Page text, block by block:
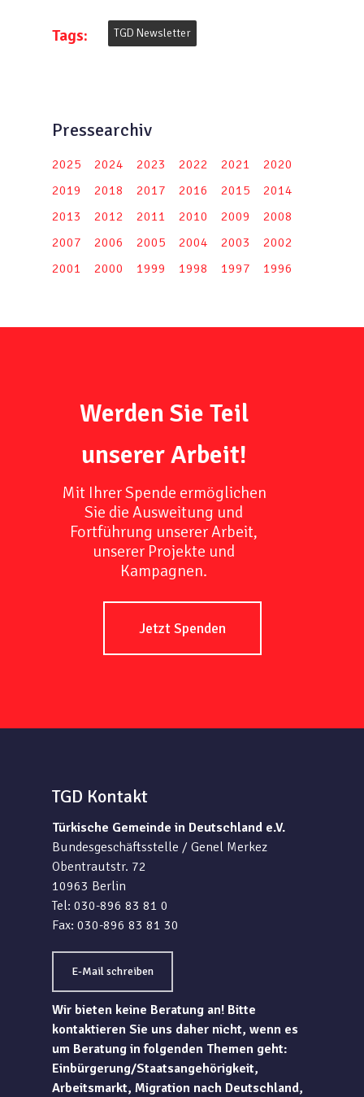
Tags: TGD Newsletter
Pressearchiv
2025 2024 2023 2022 2021
2020
2019
2018 2017 2016 2015
2014
2013
2012 2011 2010 2009
2008
2007
2006 2005 2004 2003
2002
2001
2000 1999 1998 1997 1996
Werden Sie Teil
unserer Arbeit!
Mit Ihrer Spende ermöglichen
Sie die Ausweitung und
Fortführung unserer Arbeit,
unserer Projekte und
Kampagnen.
Jetzt Spenden
TGD Kontakt
Türkische Gemeinde in Deutschland e.V.
Bundesgeschäftsstelle / Genel Merkez
Obentrautstr. 72
10963 Berlin
Tel: 030-896 83 81 0
Fax: 030-896 83 81 30
E-Mail schreiben
Wir bieten keine Beratung an! Bitte
kontaktieren Sie uns daher nicht, wenn es
um Beratung in folgenden Themen geht:
Einbürgerung/Staatsangehörigkeit,
Arbeitsmarkt, Migration nach Deutschland,